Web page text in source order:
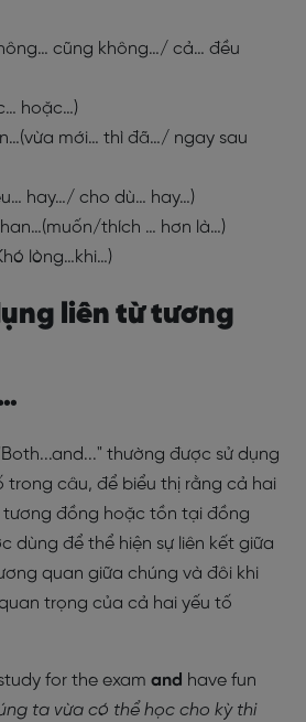
cũng không…/ cả… đều
hoặc…)
mới… thì đã…/ ngay sau
hay…/ cho dù… hay…)
thích … hơn là…)
lòng…khi…)
liên từ tương
thường được sử dụng
trong câu, để biểu thị rằng cả hai
tương đồng hoặc tồn tại đồng
dùng để thể hiện sự liên kết giữa
quan giữa chúng và đôi khi
trọng của cả hai yếu tố
for the exam and have fun
ta vừa có thể học cho kỳ thi